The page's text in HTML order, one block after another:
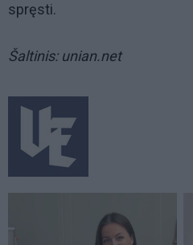
spręsti.
Šaltinis: unian.net